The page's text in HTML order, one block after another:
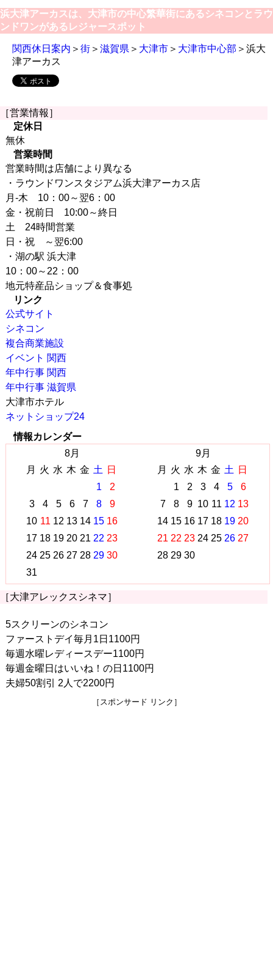
浜大津アーカスは、大津市の中心繁華街にあるシネコンとラウ
ンドワンがあるレジャースポット
関西休日案内 ＞ 街 ＞ 滋賀県 ＞ 大津市 ＞ 大津市中心部 ＞浜大
津アーカス
［営業情報］
定休日
無休
営業時間
営業時間は店舗により異なる
・ラウンドワンスタジアム浜大津アーカス店
月-木 10：00～翌6：00
金・祝前日 10:00～終日
土 24時間営業
日・祝 ～翌6:00
・湖の駅 浜大津
10：00～22：00
地元特産品ショップ＆食事処
リンク
公式サイト
シネコン
複合商業施設
イベント 関西
年中行事 関西
年中行事 滋賀県
大津市ホテル
ネットショップ24
情報カレンダー
8月
月
火 水 木 金 土
日
1
2
3
4 5 6 7 8
9
10 11 12 13 14 15 16
17 18 19 20 21 22 23
24 25 26 27 28 29 30
31
9月
月
火 水 木 金 土
日
1
2 3 4 5
6
7
8 9 10 11 12 13
14 15 16 17 18 19 20
21 22 23 24 25 26 27
28 29 30
［大津アレックスシネマ］
5スクリーンのシネコン
ファーストデイ毎月1日1100円
毎週水曜レディースデー1100円
毎週金曜日はいいね！の日1100円
夫婦50割引 2人で2200円
［スポンサード リンク］